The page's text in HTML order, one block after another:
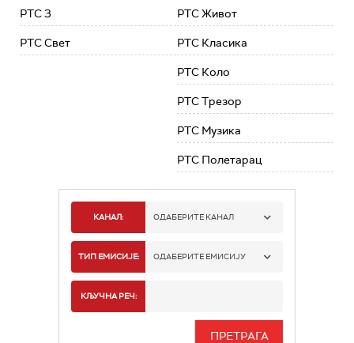
РТС 3
РТС Свет
РТС Живот
РТС Класика
РТС Коло
РТС Трезор
РТС Музика
РТС Полетарац
КАНАЛ: ОДАБЕРИТЕ КАНАЛ
РТС 1
РТС 3
ТИП ЕМИСИЈЕ: ОДАБЕРИТЕ ЕМИСИЈУ
КЉУЧНА РЕЧ: